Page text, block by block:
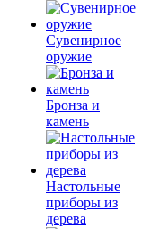
Сувенирное
оружие
Бронза и
камень
Настольные
приборы из
дерева